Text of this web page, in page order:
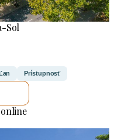
Sol
Prístupnosť